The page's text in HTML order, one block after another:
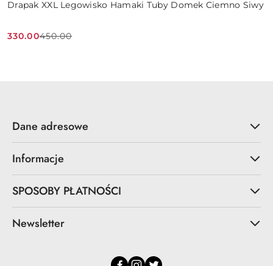
Drapak XXL Legowisko Hamaki Tuby Domek Ciemno Siwy
Cena
330.00
Cena
450.00
Dane adresowe
Informacje
SPOSOBY PŁATNOŚCI
Newsletter